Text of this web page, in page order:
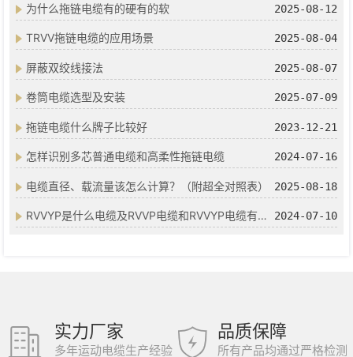
为什么拖链电缆有的硬有的软 2025-08-12
TRVV拖链电缆的应用场景 2025-08-04
屏蔽双绞线接法 2025-08-07
卷筒电缆选型及安装 2025-07-09
拖链电缆什么牌子比较好 2023-12-21
怎样识别多芯普通电缆和高柔性拖链电缆 2024-07-16
电缆直径、载流量该怎么计算？（附超全对照表） 2025-08-18
RVVYP是什么电缆及RVVP电缆和RVVYP电缆有什么区别 2024-07-10
实力厂家
多年运动电缆生产经验
品质保障
所有产品均通过严格检测